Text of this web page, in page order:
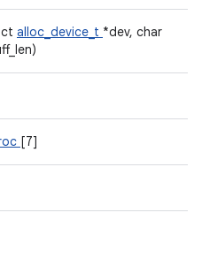
alloc_device_t *dev, char
[7]